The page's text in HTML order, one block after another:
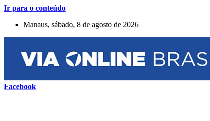
Ir para o conteúdo
Manaus, sábado, 8 de agosto de 2026
Facebook